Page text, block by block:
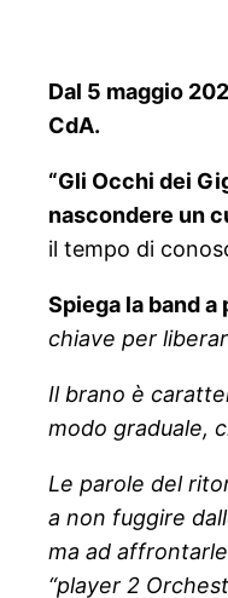
Dal 5 maggio
CdA.
“Gli Occhi dei
nascondere un
il tempo di
Spiega la band
chiave per
Il brano è
modo graduale,
Le parole del
a non fuggire
ma ad
“player 2